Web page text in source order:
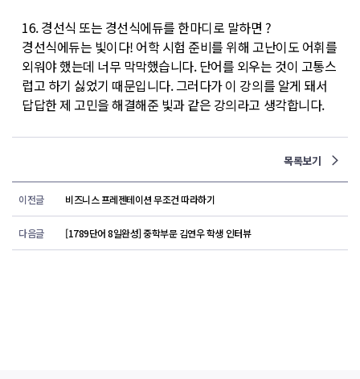
16. 경선식 또는 경선식에듀를 한마디로 말하면 ?
경선식에듀는 빛이다! 어학 시험 준비를 위해 고난이도 어휘를
외워야 했는데 너무 막막했습니다. 단어를 외우는 것이 고통스
럽고 하기 싫었기 때문입니다. 그러다가 이 강의를 알게 돼서
답답한 제 고민을 해결해준 빛과 같은 강의라고 생각합니다.
목록보기
이전글 비즈니스 프레젠테이션 무조건 따라하기
다음글 [1789단어 8일완성] 중학부문 김연우 학생 인터뷰